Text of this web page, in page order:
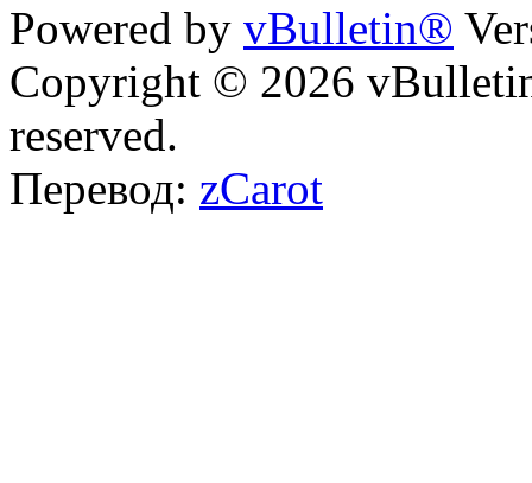
Powered by vBulletin®
Copyright © 2026
reserved.
Перевод: zCarot